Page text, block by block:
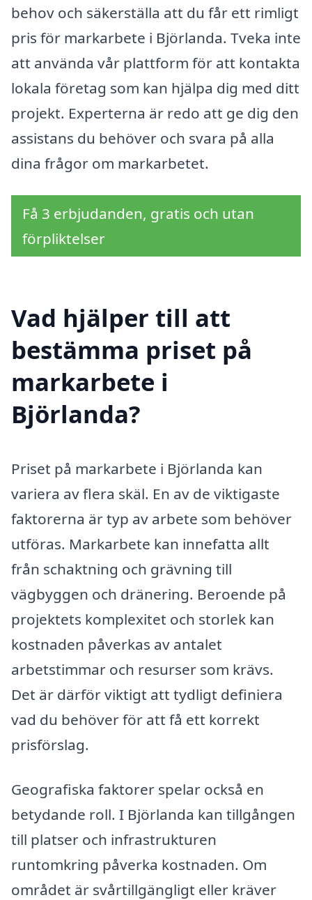
behov och säkerställa att du får ett rimligt
pris för markarbete i Björlanda. Tveka inte
att använda vår plattform för att kontakta
lokala företag som kan hjälpa dig med ditt
projekt. Experterna är redo att ge dig den
assistans du behöver och svara på alla
dina frågor om markarbetet.
Få 3 erbjudanden, gratis och utan
förpliktelser
Vad hjälper till att
bestämma priset på
markarbete i
Björlanda?
Priset på markarbete i Björlanda kan
variera av flera skäl. En av de viktigaste
faktorerna är typ av arbete som behöver
utföras. Markarbete kan innefatta allt
från schaktning och grävning till
vägbyggen och dränering. Beroende på
projektets komplexitet och storlek kan
kostnaden påverkas av antalet
arbetstimmar och resurser som krävs.
Det är därför viktigt att tydligt definiera
vad du behöver för att få ett korrekt
prisförslag.
Geografiska faktorer spelar också en
betydande roll. I Björlanda kan tillgången
till platser och infrastrukturen
runtomkring påverka kostnaden. Om
området är svårtillgängligt eller kräver